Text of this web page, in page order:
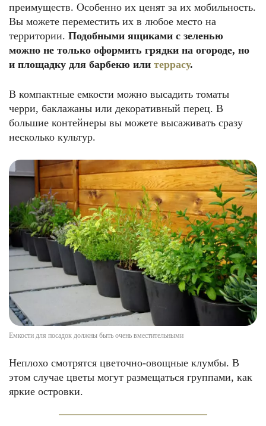
преимуществ. Особенно их ценят за их мобильность.
Вы можете переместить их в любое место на
территории. Подобными ящиками с зеленью
можно не только оформить грядки на огороде, но
и площадку для барбекю или террасу.
В компактные емкости можно высадить томаты
черри, баклажаны или декоративный перец. В
большие контейнеры вы можете высаживать сразу
несколько культур.
Емкости для посадок должны быть очень вместительными
Неплохо смотрятся цветочно-овощные клумбы. В
этом случае цветы могут размещаться группами, как
яркие островки.